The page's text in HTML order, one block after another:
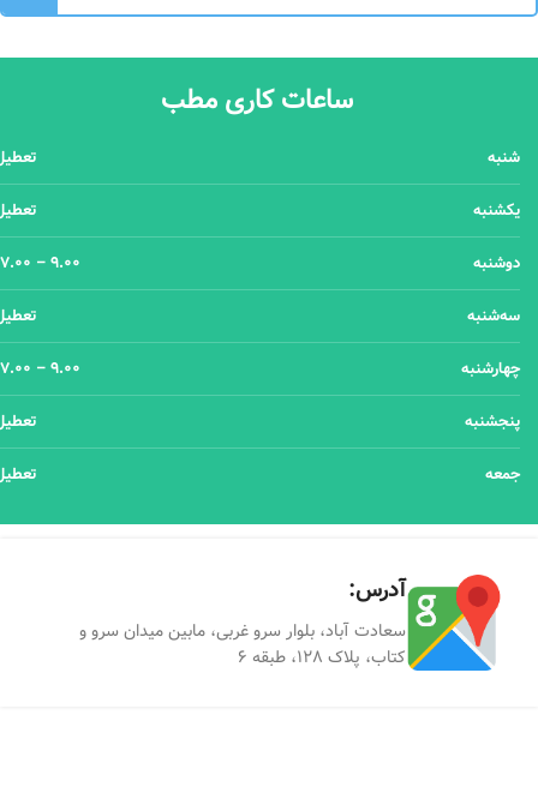
ساعات کاری مطب
شنبه
یکشنبه
9.00 – 17.00 دوشنبه
سه‌شنبه
9.00 – 17.00 چهارشنبه
پنجشنبه
جمعه
آدرس:
سعادت آباد، بلوار سرو غربی، مابین میدان سرو و
کتاب، پلاک ۱۲۸، طبقه ۶